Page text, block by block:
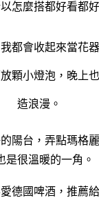
怎麼搭都好看都
都會收起來當花
顆小燈泡，晚上
造浪漫。
陽台，弄點瑪格
是很溫暖的一角。
德國啤酒，推薦